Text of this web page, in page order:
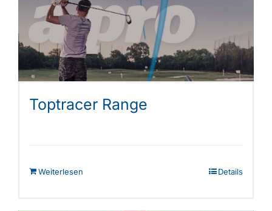
Toptracer Range
Weiterlesen Details